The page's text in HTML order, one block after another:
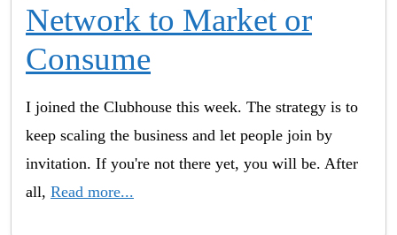
Network to Market or
Consume
I joined the Clubhouse this week. The strategy is to
keep scaling the business and let people join by
invitation. If you're not there yet, you will be. After
all, Read more...